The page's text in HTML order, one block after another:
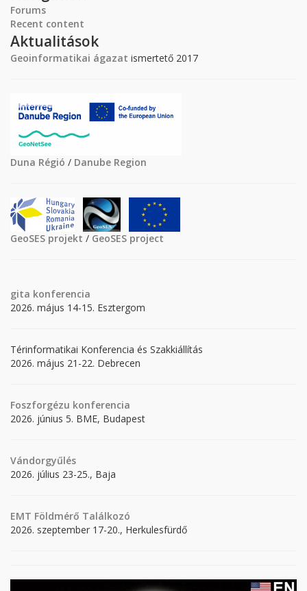
Forums
Recent content
Aktualitások
Geoinformatikai ágazat ismertető 2017
Duna Régió / Danube Region
GeoSES projekt / GeoSES project
gita konferencia
2026. május 14-15. Esztergom
Térinformatikai Konferencia és Szakkiállítás
2026. május 21-22. Debrecen
Foszforgézu konferencia
2026. június 5. BME, Budapest
Vándorgyűlés
2026. július 23-25., Baja
EMT Földmérő Találkozó
2026. szeptember 17-20., Herkulesfürdő